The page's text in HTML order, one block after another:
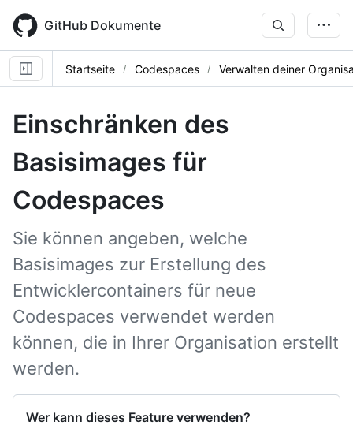
main
content
GitHub Dokumente
Startseite Codespaces Verwalten deiner
Einschränken des
Basisimages für
Codespaces
Sie können angeben, welche
Basisimages zur Erstellung des
Entwicklercontainers für neue
Codespaces verwendet werden
können, die in Ihrer Organisation erstellt
werden.
Wer kann dieses Feature verwenden?